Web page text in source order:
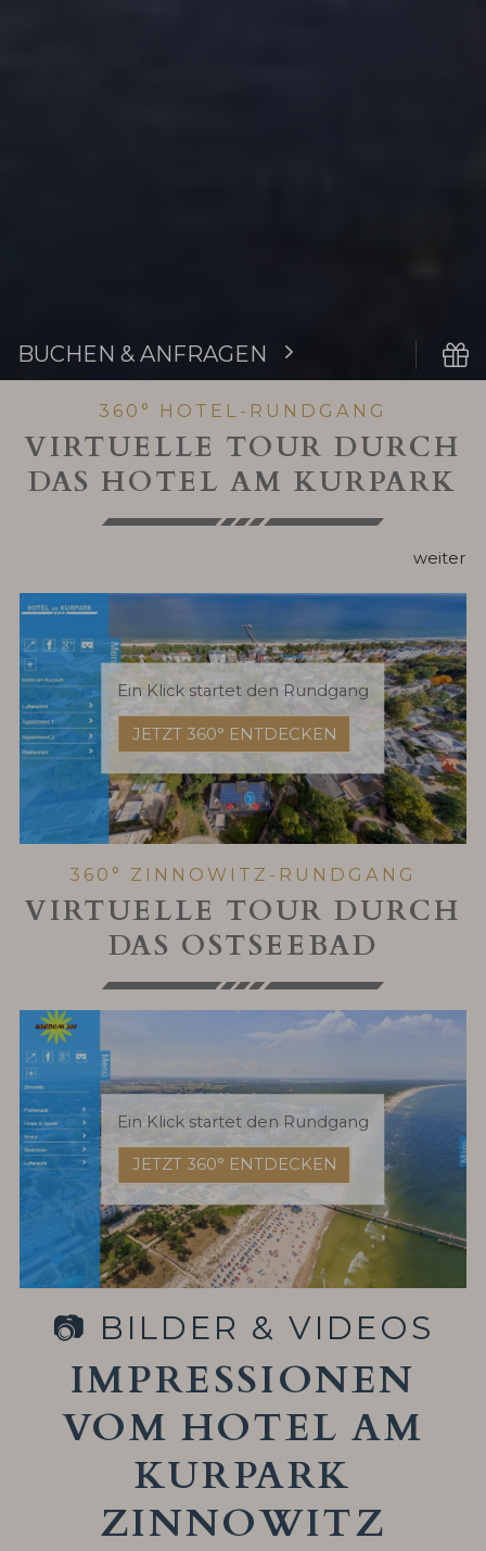
BUCHEN & ANFRAGEN
360° HOTEL-RUNDGANG
VIRTUELLE TOUR DURCH
DAS HOTEL AM KURPARK
weiter
Ein Klick startet den Rundgang
JETZT 360° ENTDECKEN
360° ZINNOWITZ-RUNDGANG
VIRTUELLE TOUR DURCH
DAS OSTSEEBAD
Ein Klick startet den Rundgang
JETZT 360° ENTDECKEN
📷 BILDER & VIDEOS
IMPRESSIONEN
VOM HOTEL AM
KURPARK
ZINNOWITZ